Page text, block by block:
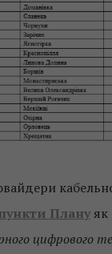
Плануяк
цифрового